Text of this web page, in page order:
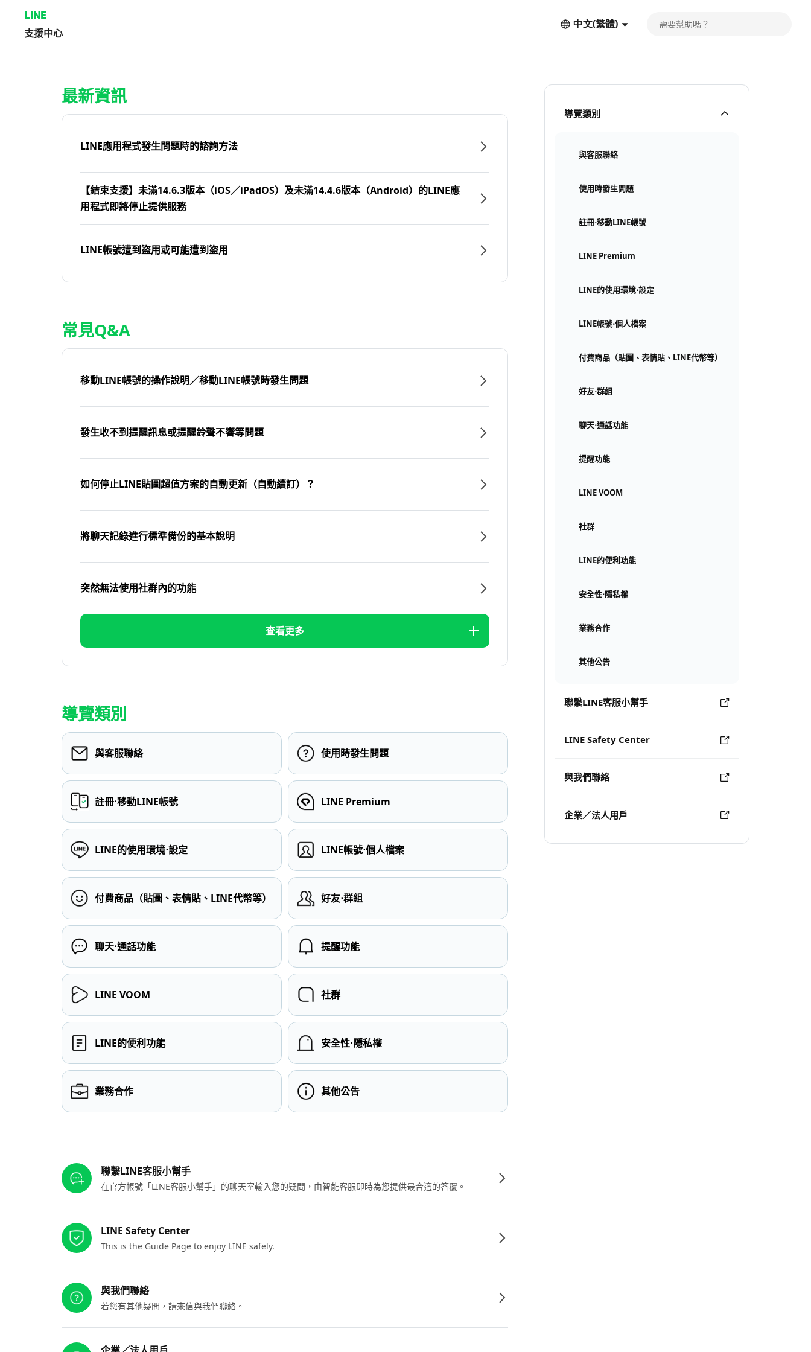
LINE
支援中心
中文(繁體)
導覽類別
與客服聯絡
使用時發生問題
註冊⋅移動LINE帳號
LINE Premium
LINE的使用環境⋅設定
LINE帳號⋅個人檔案
付費商品（貼圖、表情貼、LINE代幣等）
好友⋅群組
聊天⋅通話功能
提醒功能
LINE VOOM
社群
LINE的便利功能
安全性⋅隱私權
業務合作
其他公告
聯繫LINE客服小幫手
LINE Safety Center
與我們聯絡
企業／法人用戶
最新資訊
LINE應用程式發生問題時的諮詢方法
【結束支援】未滿14.6.3版本（iOS／iPadOS）及未滿14.4.6版本（Android）的LINE應
用程式即將停止提供服務
LINE帳號遭到盜用或可能遭到盜用
常見Q&A
移動LINE帳號的操作說明／移動LINE帳號時發生問題
發生收不到提醒訊息或提醒鈴聲不響等問題
如何停止LINE貼圖超值方案的自動更新（自動續訂）？
將聊天記錄進行標準備份的基本說明
突然無法使用社群內的功能
查看更多
導覽類別
與客服聯絡 使用時發生問題
註冊⋅移動LINE帳號 LINE Premium
LINE的使用環境⋅設定 LINE帳號⋅個人檔案
付費商品（貼圖、表情貼、LINE代幣等） 好友⋅群組
聊天⋅通話功能 提醒功能
LINE VOOM 社群
LINE的便利功能 安全性⋅隱私權
業務合作 其他公告
聯繫LINE客服小幫手
在官方帳號「LINE客服小幫手」的聊天室輸入您的疑問，由智能客服即時為您提供最合適的答覆。
LINE Safety Center
This is the Guide Page to enjoy LINE safely.
與我們聯絡
若您有其他疑問，請來信與我們聯絡。